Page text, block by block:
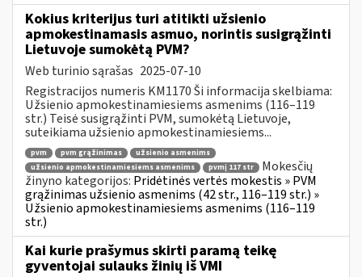
Kokius kriterijus turi atitikti užsienio
apmokestinamasis asmuo, norintis susigrąžinti
Lietuvoje sumokėtą PVM?
Web turinio sąrašas 2025-07-10
Registracijos numeris KM1170 Ši informacija skelbiama:
Užsienio apmokestinamiesiems asmenims (116–119
str.) Teisė susigrąžinti PVM, sumokėtą Lietuvoje,
suteikiama užsienio apmokestinamiesiems...
pvm pvm grąžinimas
užsienio asmenims
užsienio apmokestinamiesiems asmenims
pvmį 117 str
Mokesčių
žinyno kategorijos: Pridėtinės vertės mokestis » PVM
grąžinimas užsienio asmenims (42 str., 116–119 str.) »
Užsienio apmokestinamiesiems asmenims (116–119
str.)
Kai kurie prašymus skirti paramą teikę
gyventojai sulauks žinių iš VMI